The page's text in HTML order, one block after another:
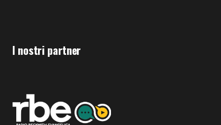
I nostri partner